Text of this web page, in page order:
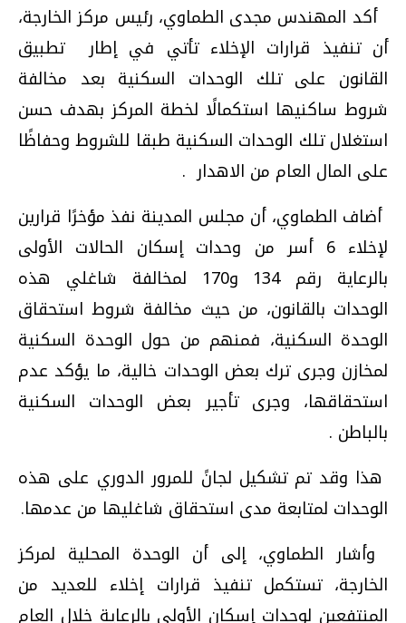
أكد المهندس مجدى الطماوي، رئيس مركز الخارجة،
أن تنفيذ قرارات الإخلاء تأتي في إطار تطبيق
القانون على تلك الوحدات السكنية بعد مخالفة
شروط ساكنيها استكمالًا لخطة المركز بهدف حسن
استغلال تلك الوحدات السكنية طبقا للشروط وحفاظًا
على المال العام من الاهدار .
أضاف الطماوي، أن مجلس المدينة نفذ مؤخرًا قرارين
لإخلاء 6 أسر من وحدات إسكان الحالات الأولى
بالرعاية رقم 134 و170 لمخالفة شاغلي هذه
الوحدات بالقانون، من حيث مخالفة شروط استحقاق
الوحدة السكنية، فمنهم من حول الوحدة السكنية
لمخازن وجرى ترك بعض الوحدات خالية، ما يؤكد عدم
استحقاقها، وجرى تأجير بعض الوحدات السكنية
بالباطن .
هذا وقد تم تشكيل لجانً للمرور الدوري على هذه
الوحدات لمتابعة مدى استحقاق شاغليها من عدمها.
وأشار الطماوي، إلى أن الوحدة المحلية لمركز
الخارجة، تستكمل تنفيذ قرارات إخلاء للعديد من
المنتفعين لوحدات إسكان الأولى بالرعاية خلال العام